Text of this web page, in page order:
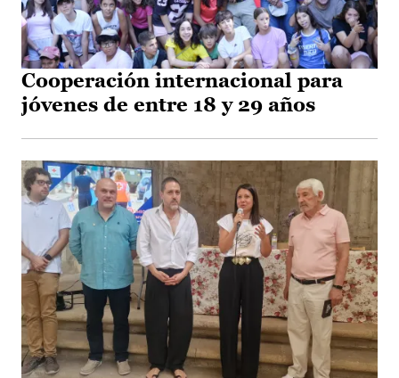
Cooperación internacional para
jóvenes de entre 18 y 29 años